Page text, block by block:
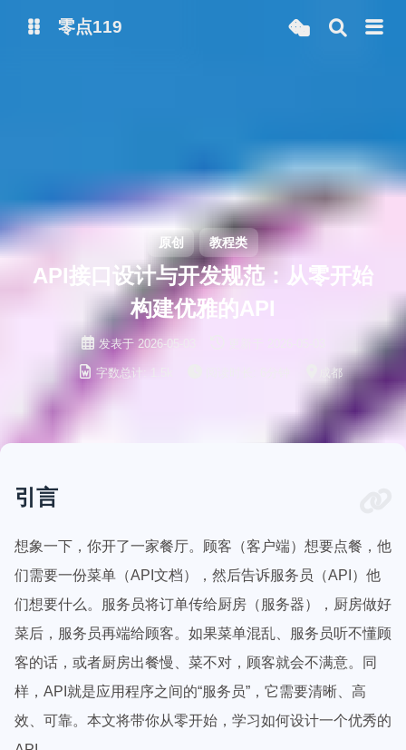
零点119
原创 教程类
API接口设计与开发规范：从零开始
构建优雅的API
发表于 2026-05-03
字数总计: 1.5k 成都
引言
想象一下，你开了一家餐厅。顾客（客户端）想要点餐，他
们需要一份菜单（API文档），然后告诉服务员（API）他
们想要什么。服务员将订单传给厨房（服务器），厨房做好
菜后，服务员再端给顾客。如果菜单混乱、服务员听不懂顾
客的话，或者厨房出餐慢、菜不对，顾客就会不满意。同
样，API就是应用程序之间的“服务员”，它需要清晰、高
效、可靠。本文将带你从零开始，学习如何设计一个优秀的